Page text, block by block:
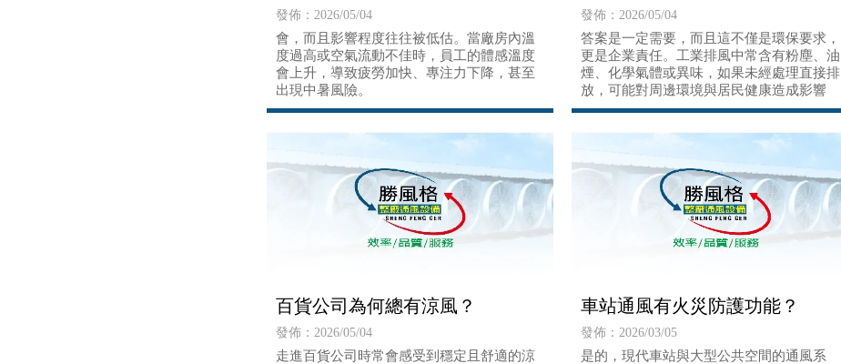
發佈：2026/05/04
會，而且影響程度往往被低估。當廠房內溫
度過高或空氣流動不佳時，員工的體感溫度
會上升，導致疲勞加快、專注力下降，甚至
出現中暑風險。
發佈：2026/05/04
答案是一定需要，而且這不僅是環保要求，
更是企業責任。工業排風中常含有粉塵、油
煙、化學氣體或異味，如果未經處理直接排
放，可能對周邊環境與居民健康造成影響
百貨公司為何總有涼風？
發佈：2026/05/04
走進百貨公司時常會感受到穩定且舒適的涼
車站通風有火災防護功能？
發佈：2026/03/05
是的，現代車站與大型公共空間的通風系